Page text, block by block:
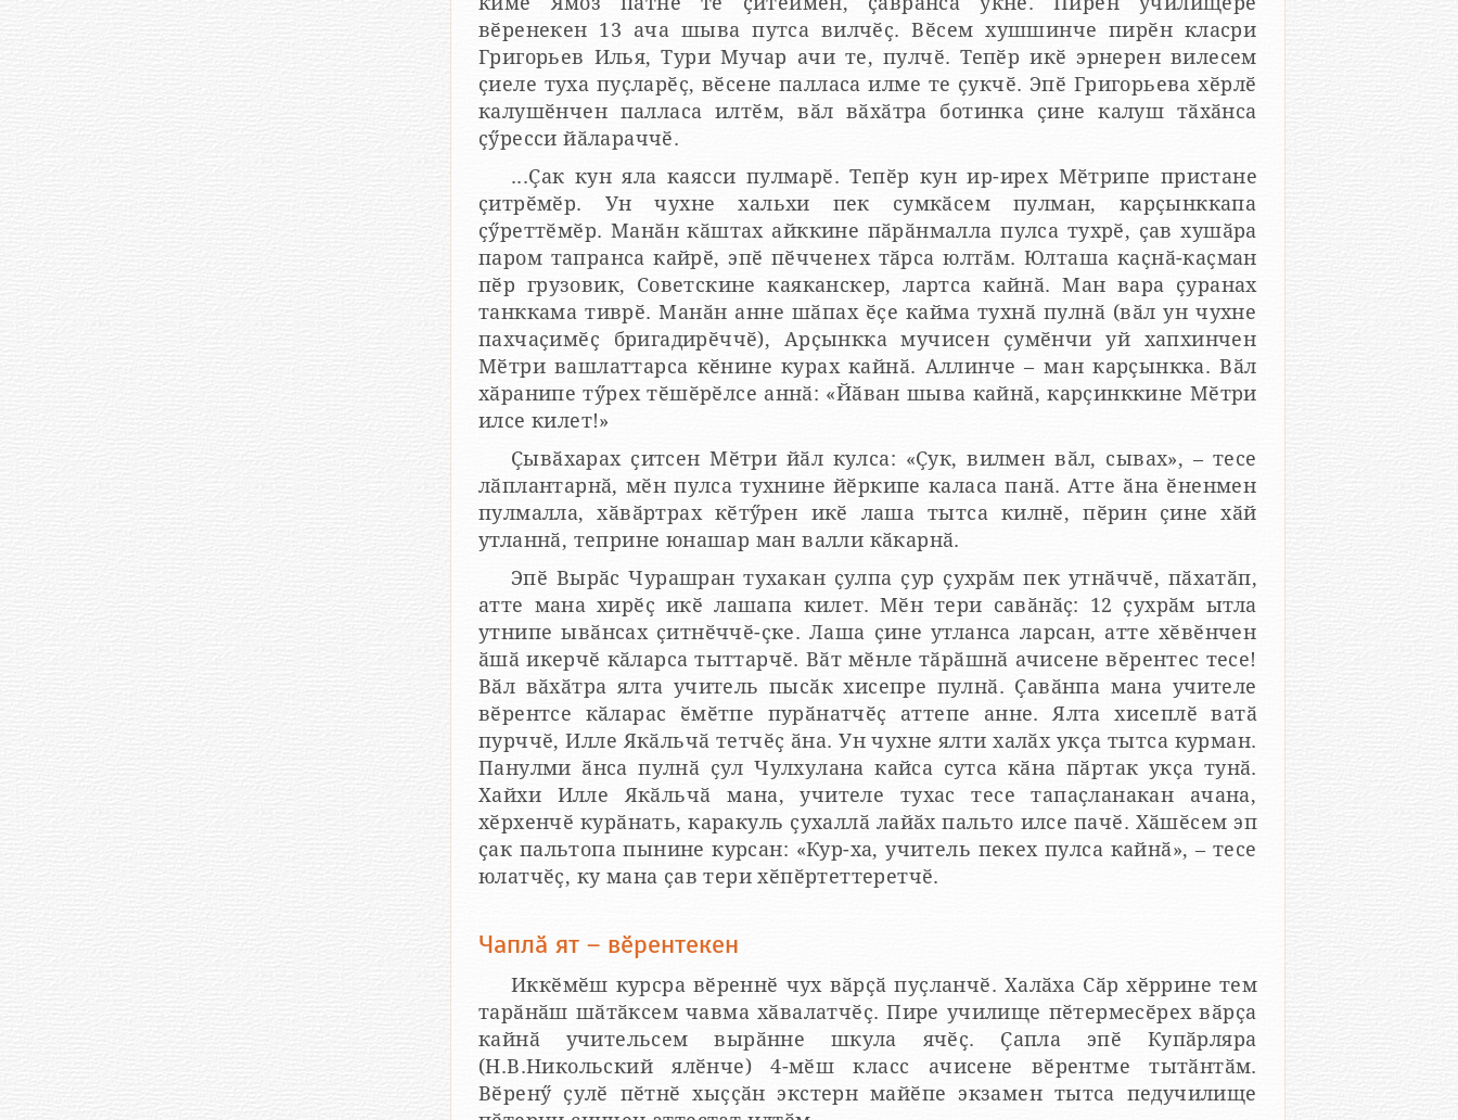
вӗренекен 13 ача шыва путса вилчӗҫ. Вӗсем хушшинче пирӗн класри
Григорьев Илья, Тури Мучар ачи те, пулчӗ. Тепӗр икӗ эрнерен вилесем
ҫиеле туха пуҫларӗҫ, вӗсене палласа илме те ҫукчӗ. Эпӗ Григорьева хӗрлӗ
калушӗнчен палласа илтӗм, вӑл вӑхӑтра ботинка ҫине калуш тӑхӑнса
ҫӳресси йӑлараччӗ.
...Ҫак кун яла каясси пулмарӗ. Тепӗр кун ир-ирех Мӗтрипе пристане
ҫитрӗмӗр. Ун чухне хальхи пек сумкӑсем пулман, карҫынккапа
ҫӳреттӗмӗр. Манӑн кӑштах айккине пӑрӑнмалла пулса тухрӗ, ҫав хушӑра
паром тапранса кайрӗ, эпӗ пӗчченех тӑрса юлтӑм. Юлташа каҫнӑ-каҫман
пӗр грузовик, Советскине каяканскер, лартса кайнӑ. Ман вара ҫуранах
танккама тиврӗ. Манӑн анне шӑпах ӗҫе кайма тухнӑ пулнӑ (вӑл ун чухне
пахчаҫимӗҫ бригадирӗччӗ), Арҫынкка мучисен ҫумӗнчи уй хапхинчен
Мӗтри вашлаттарса кӗнине курах кайнӑ. Аллинче – ман карҫынкка. Вӑл
хӑранипе тӳрех тӗшӗрӗлсе аннӑ: «Йӑван шыва кайнӑ, карҫинккине Мӗтри
илсе килет!»
Ҫывӑхарах ҫитсен Мӗтри йӑл кулса: «Ҫук, вилмен вӑл, сывах», – тесе
лӑплантарнӑ, мӗн пулса тухнине йӗркипе каласа панӑ. Атте ӑна ӗненмен
пулмалла, хӑвӑртрах кӗтӳрен икӗ лаша тытса килнӗ, пӗрин ҫине хӑй
утланнӑ, теприне юнашар ман валли кӑкарнӑ.
Эпӗ Вырӑс Чурашран тухакан ҫулпа ҫур ҫухрӑм пек утнӑччӗ, пӑхатӑп,
атте мана хирӗҫ икӗ лашапа килет. Мӗн тери савӑнӑҫ: 12 ҫухрӑм ытла
утнипе ывӑнсах ҫитнӗччӗ-ҫке. Лаша ҫине утланса ларсан, атте хӗвӗнчен
ӑшӑ икерчӗ кӑларса тыттарчӗ. Вӑт мӗнле тӑрӑшнӑ ачисене вӗрентес тесе!
Вӑл вӑхӑтра ялта учитель пысӑк хисепре пулнӑ. Ҫавӑнпа мана учителе
вӗрентсе кӑларас ӗмӗтпе пурӑнатчӗҫ аттепе анне. Ялта хисеплӗ ватӑ
пурччӗ, Илле Якӑльчӑ тетчӗҫ ӑна. Ун чухне ялти халӑх укҫа тытса курман.
Панулми ӑнса пулнӑ ҫул Чулхулана кайса сутса кӑна пӑртак укҫа тунӑ.
Хайхи Илле Якӑльчӑ мана, учителе тухас тесе тапаҫланакан ачана,
хӗрхенчӗ курӑнать, каракуль ҫухаллӑ лайӑх пальто илсе пачӗ. Хӑшӗсем эп
ҫак пальтопа пынине курсан: «Кур-ха, учитель пекех пулса кайнӑ», – тесе
юлатчӗҫ, ку мана ҫав тери хӗпӗртеттеретчӗ.
Чаплӑ ят – вӗрентекен
Иккӗмӗш курсра вӗреннӗ чух вӑрҫӑ пуҫланчӗ. Халӑха Сӑр хӗррине тем
тарӑнӑш шӑтӑксем чавма хӑвалатчӗҫ. Пире училище пӗтермесӗрех вӑрҫа
кайнӑ учительсем вырӑнне шкула ячӗҫ. Ҫапла эпӗ Купӑрляра
(Н.В.Никольский ялӗнче) 4-мӗш класс ачисене вӗрентме тытӑнтӑм.
Вӗренӳ ҫулӗ пӗтнӗ хыҫҫӑн экстерн майӗпе экзамен тытса педучилище